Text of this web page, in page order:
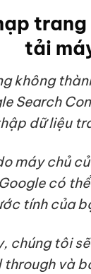
tải
không
Search
dữ liệu
máy chủ
có
tính của
chúng tôi
và